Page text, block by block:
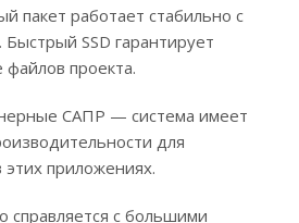
пакет работает стабильно с
SSD гарантирует
проекта.
САПР — система имеет
для
приложениях.
справляется с большими